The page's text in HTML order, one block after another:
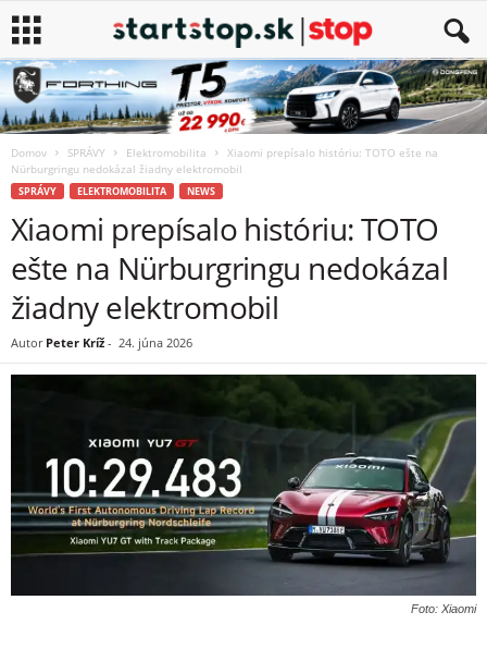
Domov SPRÁVY Elektromobilita
Xiaomi prepísalo históriu: TOTO ešte na
Nürburgringu nedokázal žiadny elektromobil
SPRÁVY ELEKTROMOBILITA NEWS
Xiaomi prepísalo históriu: TOTO
ešte na Nürburgringu nedokázal
žiadny elektromobil
Autor Peter Kríž - 24. júna 2026
Foto: Xiaomi